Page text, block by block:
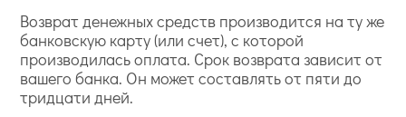
Возврат денежных средств производится на ту же
банковскую карту (или счет), с которой
производилась оплата. Срок возврата зависит от
вашего банка. Он может составлять от пяти до
тридцати дней.